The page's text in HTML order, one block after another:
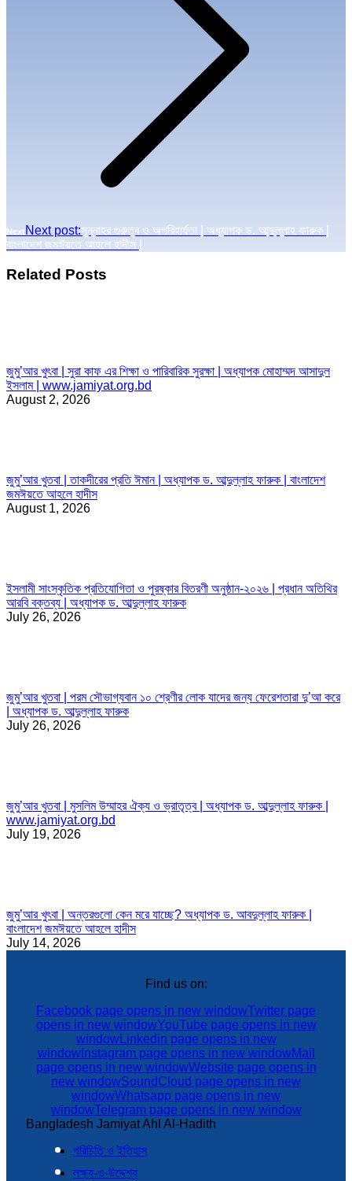
Next Next post:সুন্নাহর গুরুত্ব ও অপরিহার্যতা | অধ্যাপক ড. আব্দুল্লাহ ফারুক |
বাংলাদেশ জমঈয়তে আহলে হাদীস |
Related Posts
জুমু’আর খুৎবা | সুরা কাফ এর শিক্ষা ও পারিবারিক সুরক্ষা | অধ্যাপক মোহাম্মদ আসাদুল
ইসলাম | www.jamiyat.org.bd
August 2, 2026
জুমু’আর খুতবা | তাকদীরের প্রতি ঈমান | অধ্যাপক ড. আব্দুল্লাহ ফারুক | বাংলাদেশ
জমঈয়তে আহলে হাদীস
August 1, 2026
ইসলামী সাংস্কৃতিক প্রতিযোগিতা ও পুরষ্কার বিতরণী অনুষ্ঠান-২০২৬ | প্রধান অতিথির
আরবি বক্তব্য | অধ্যাপক ড. আব্দুল্লাহ ফারুক
July 26, 2026
জুমু’আর খুতবা | পরম সৌভাগ্যবান ১০ শ্রেণীর লোক যাদের জন্য ফেরেশতারা দু’আ করে
| অধ্যাপক ড. আব্দুল্লাহ ফারুক
July 26, 2026
জুমু’আর খুতবা | মুসলিম উম্মাহর ঐক্য ও ভ্রাতৃত্ব | অধ্যাপক ড. আব্দুল্লাহ ফারুক |
www.jamiyat.org.bd
July 19, 2026
জুমু’আর খুৎবা | অন্তরগুলো কেন মরে যাচ্ছে? অধ্যাপক ড. আবদুল্লাহ ফারুক |
বাংলাদেশ জমঈয়তে আহলে হাদীস
July 14, 2026
Find us on:
Facebook page opens in new windowTwitter page
opens in new windowYouTube page opens in new
windowLinkedin page opens in new
windowInstagram page opens in new windowMail
page opens in new windowWebsite page opens in
new windowSoundCloud page opens in new
windowWhatsapp page opens in new
windowTelegram page opens in new window
Bangladesh Jamiyat Ahl Al-Hadith
পরিচিতি ও ইতিহাস
লক্ষ্য-ও-উদ্দেশ্য